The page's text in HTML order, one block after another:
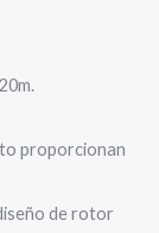
proporcionan
de rotor